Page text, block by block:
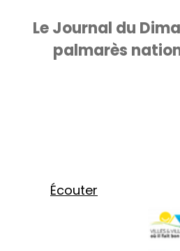
Le Journal du
palmarès
Écouter